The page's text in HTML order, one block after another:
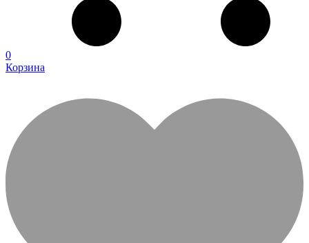
0
Корзина